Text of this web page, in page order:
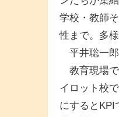
学校・教師
性まで。多
平井聡一郎
教育現場で
イロット校
にするとKPI